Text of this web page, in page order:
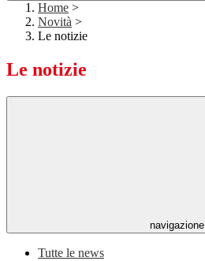
Home >
Novità >
Le notizie
Le notizie
navigazione
Tutte le news